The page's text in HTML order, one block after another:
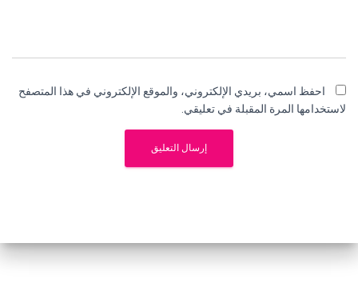
احفظ اسمي، بريدي الإلكتروني، والموقع الإلكتروني في هذا المتصفح
لاستخدامها المرة المقبلة في تعليقي.